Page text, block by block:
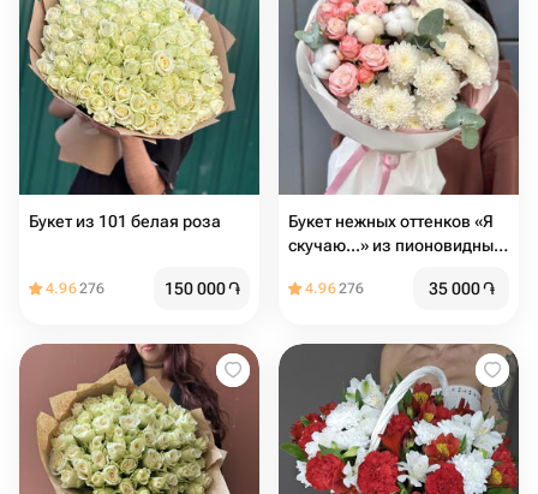
Букет из 101 белая роза
4.96276 150 000֏
Букет нежных оттенков «Я
скучаю...» из пионовидных
4.96276 35 000֏